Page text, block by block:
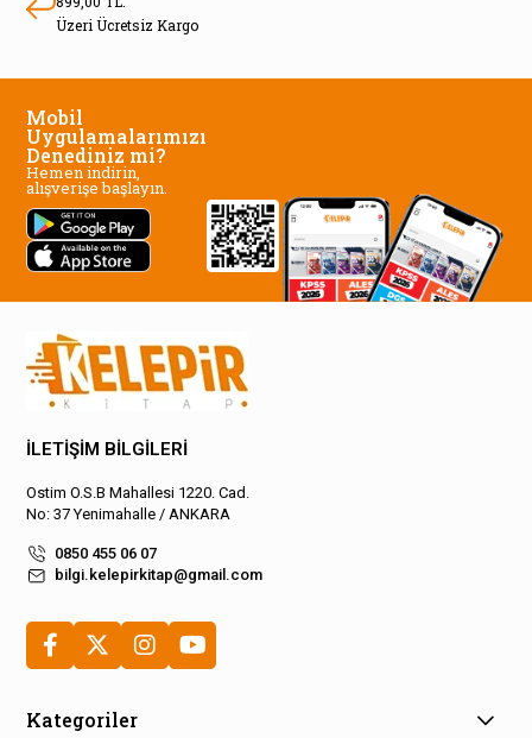
Üzeri Ücretsiz Kargo
Mobil
Uygulamalarımızı
Denediniz mi?
Hemen indirin,
alışverişe başlayın.
İLETİŞİM BİLGİLERİ
Ostim O.S.B Mahallesi 1220. Cad.
No: 37 Yenimahalle / ANKARA
0850 455 06 07
bilgi.kelepirkitap@gmail.com
Kategoriler